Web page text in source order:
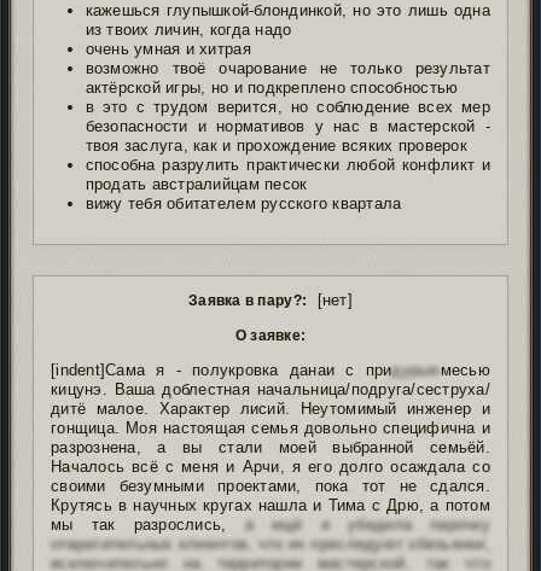
кажешься глупышкой-блондинкой, но это лишь одна
из твоих личин, когда надо
очень умная и хитрая
возможно твоё очарование не только результат
актёрской игры, но и подкреплено способностью
в это с трудом верится, но соблюдение всех мер
безопасности и нормативов у нас в мастерской -
твоя заслуга, как и прохождение всяких проверок
способна разрулить практически любой конфликт и
продать австралийцам песок
вижу тебя обитателем русского квартала
Заявка в пару?: [нет]
О заявке:
[indent]Сама я - полукровка данаи с придурьюмесью
кицунэ. Ваша доблестная начальница/подруга/сеструха/
дитё малое. Характер лисий. Неутомимый инженер и
гонщица. Моя настоящая семья довольно специфична и
разрознена, а вы стали моей выбранной семьёй.
Началось всё с меня и Арчи, я его долго осаждала со
своими безумными проектами, пока тот не сдался.
Крутясь в научных кругах нашла и Тима с Дрю, а потом
мы так разрослись, а ещё я убедила парочку
отвратительных клиентов, что их преследуют обезьянки,
исключительно на территории мастерской, так что